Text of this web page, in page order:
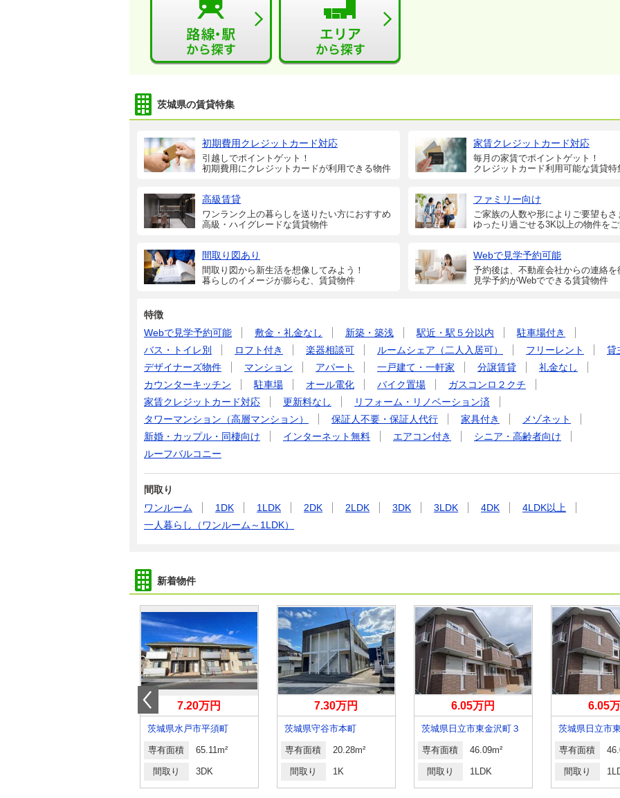
茨城県の賃貸特集
初期費用クレジットカード対応
引越しでポイントゲット！
初期費用にクレジットカードが利用できる物件
家賃クレジットカード対応
毎月の家賃でポイントゲット！
クレジットカード利用可能な賃貸特
高級賃貸
ワンランク上の暮らしを送りたい方におすすめ
高級・ハイグレードな賃貸物件
ファミリー向け
ご家族の人数や形によりご要望もさ
ゆったり過ごせる3K以上の物件をご
間取り図あり
間取り図から新生活を想像してみよう！
暮らしのイメージが膨らむ、賃貸物件
Webで見学予約可能
予約後は、不動産会社からの連絡を
見学予約がWebでできる賃貸物件
特徴
Webで見学予約可能
敷金・礼金なし 新築・築浅 駅近・駅５分以内
駐車場付き
バス・トイレ別
ロフト付き 楽器相談可 ルームシェア（二人入居可） フリーレント
貸
デザイナーズ物件
マンション アパート 一戸建て・一軒家 分譲賃貸
礼金なし
カウンターキッチン
駐車場 オール電化 バイク置場
ガスコンロ２クチ
家賃クレジットカード対応
更新料なし
リフォーム・リノベーション済
タワーマンション（高層マンション）
保証人不要・保証人代行 家具付き
メゾネット
新婚・カップル・同棲向け
インターネット無料 エアコン付き
シニア・高齢者向け
ルーフバルコニー
間取り
ワンルーム
1DK 1LDK 2DK 2LDK 3DK 3LDK 4DK
4LDK以上
一人暮らし（ワンルーム～1LDK）
新着物件
7.20万円
茨城県水戸市平須町
専有面積 65.11m²
間取り 3DK
7.30万円
茨城県守谷市本町
専有面積 20.28m²
間取り 1K
6.05万円
茨城県日立市東金沢町３
専有面積 46.09m²
間取り 1LDK
6.05
茨城県日立市
専有面積
間取り